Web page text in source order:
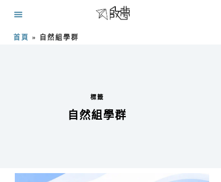
首頁 » 自然組學群
標籤
自然組學群